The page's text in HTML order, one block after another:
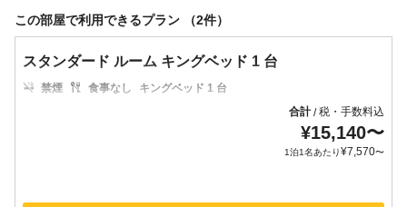
この部屋で利用できるプラン （2件）
スタンダード ルーム キングベッド 1 台
禁煙 食事なし
キングベッド 1 台
合計/税・手数料込
¥15,140〜
1泊1名あたり¥7,570〜